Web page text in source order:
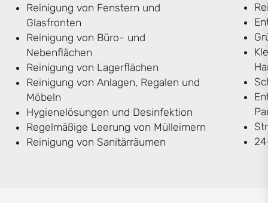
Reinigung von Fenstern und
Glasfronten
Reinigung von Büro- und
Nebenflächen
Reinigung von Lagerflächen
Reinigung von Anlagen, Regalen und
Möbeln
Hygienelösungen und Desinfektion
Regelmäßige Leerung von Mülleimern
Reinigung von Sanitärräumen